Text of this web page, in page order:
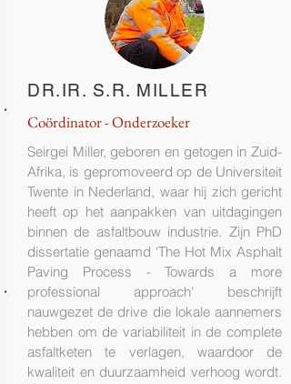
DR.IR. S.R. MILLER
Coördinator - Onderzoeker
Seirgei Miller, geboren en getogen in Zuid-
Afrika, is gepromoveerd op de Universiteit
Twente in Nederland, waar hij zich gericht
heeft op het aanpakken van uitdagingen
binnen de asfaltbouw industrie. Zijn PhD
dissertatie genaamd 'The Hot Mix Asphalt
Paving Process - Towards a more
professional approach' beschrijft
nauwgezet de drive die lokale aannemers
hebben om de variabiliteit in de complete
asfaltketen te verlagen, waardoor de
kwaliteit en duurzaamheid verhoog wordt.